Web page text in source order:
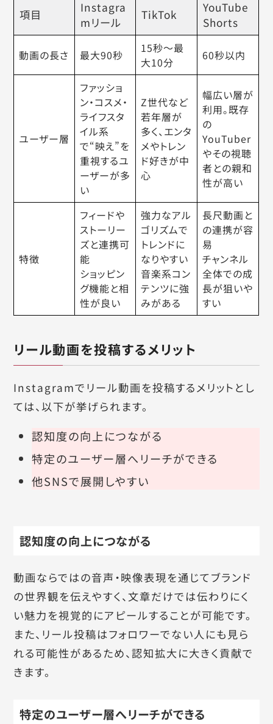
項目
Instagra
mリール
TikTok
YouTube
Shorts
動画の長さ 最大90秒
15秒〜最
大10分
60秒以内
ユーザー層
ファッショ
ン・コスメ・
ライフスタ
イル系
で“映え”を
重視するユ
ーザーが多
い
Z世代など
若年層が
多く、エンタ
メやトレン
ド好きが中
心
幅広い層が
利用。既存
の
YouTuber
やその視聴
者との親和
性が高い
特徴
フィードや
ストーリー
ズと連携可
能
ショッピン
グ機能と相
性が良い
強力なアル
ゴリズムで
トレンドに
なりやすい
音楽系コン
テンツに強
みがある
長尺動画と
の連携が容
易
チャンネル
全体での成
長が狙いや
すい
リール動画を投稿するメリット
Instagramでリール動画を投稿するメリットとし
ては、以下が挙げられます。
認知度の向上につながる
特定のユーザー層へリーチができる
他SNSで展開しやすい
認知度の向上につながる
動画ならではの音声・映像表現を通じてブランド
の世界観を伝えやすく、文章だけでは伝わりにく
い魅力を視覚的にアピールすることが可能です。
また、リール投稿はフォロワーでない人にも見ら
れる可能性があるため、認知拡大に大きく貢献で
きます。
特定のユーザー層へリーチができる